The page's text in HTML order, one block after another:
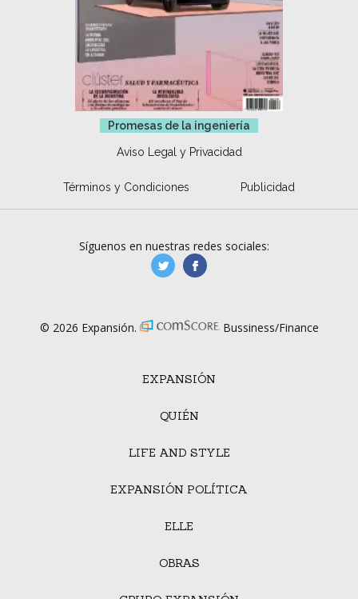
Promesas de la ingeniería
Aviso Legal y Privacidad
Términos y Condiciones Publicidad
EXPANSIÓN
QUIÉN
LIFE AND STYLE
EXPANSIÓN POLÍTICA
ELLE
OBRAS
Síguenos en nuestras redes sociales:
manufacturaGE
© 2026 Expansión. Bussiness/Finance